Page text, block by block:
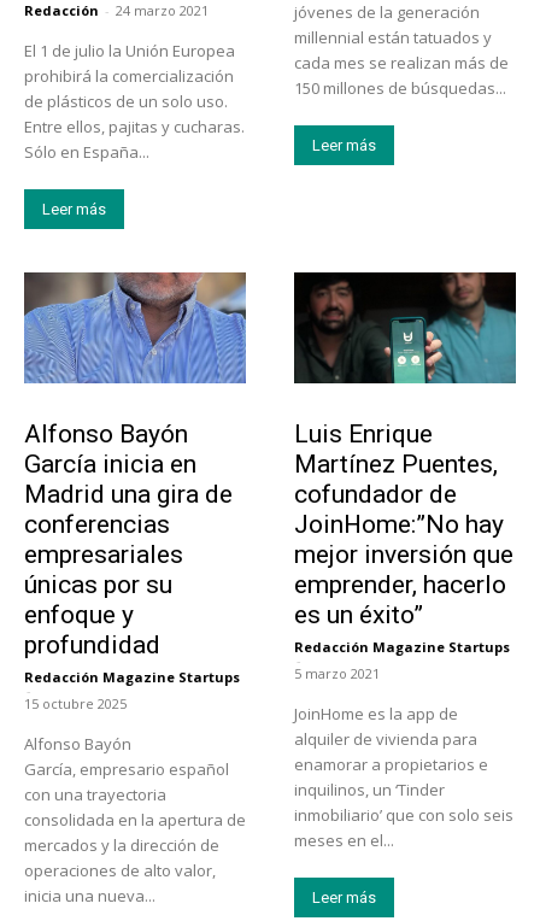
Redacción - 24 marzo 2021
El 1 de julio la Unión Europea
prohibirá la comercialización
de plásticos de un solo uso.
Entre ellos, pajitas y cucharas.
Sólo en España...
Leer más
jóvenes de la generación
millennial están tatuados y
cada mes se realizan más de
150 millones de búsquedas...
Leer más
Alfonso Bayón
García inicia en
Madrid una gira de
conferencias
empresariales
únicas por su
enfoque y
profundidad
Redacción Magazine Startups
-
15 octubre 2025
Alfonso Bayón
García, empresario español
con una trayectoria
consolidada en la apertura de
mercados y la dirección de
operaciones de alto valor,
inicia una nueva...
Luis Enrique
Martínez Puentes,
cofundador de
JoinHome:”No hay
mejor inversión que
emprender, hacerlo
es un éxito”
Redacción Magazine Startups
-
5 marzo 2021
JoinHome es la app de
alquiler de vivienda para
enamorar a propietarios e
inquilinos, un ‘Tinder
inmobiliario’ que con solo seis
meses en el...
Leer más